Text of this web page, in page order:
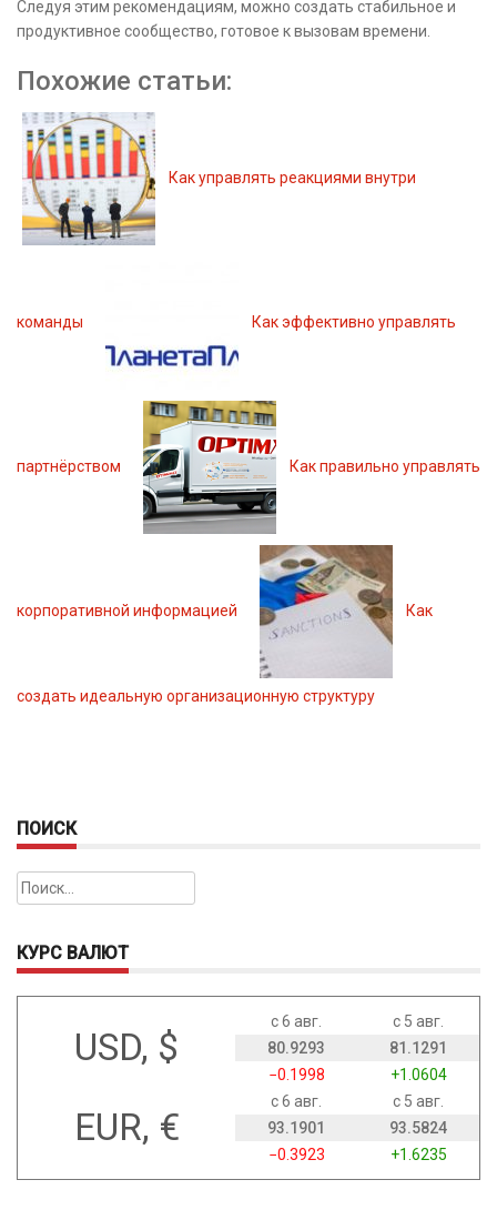
Следуя этим рекомендациям, можно создать стабильное и
продуктивное сообщество, готовое к вызовам времени.
Похожие статьи:
Как управлять реакциями внутри
команды Как эффективно управлять
партнёрством Как правильно управлять
корпоративной информацией Как
создать идеальную организационную структуру
ПОИСК
Найти:
КУРС ВАЛЮТ
USD, $
с 6 авг.
с 5 авг.
80.9293
81.1291
−0.1998
+1.0604
EUR, €
с 6 авг.
с 5 авг.
93.1901
93.5824
−0.3923
+1.6235